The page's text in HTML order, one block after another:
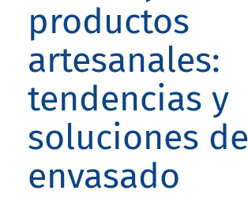
productos
artesanales:
tendencias y
soluciones de
envasado